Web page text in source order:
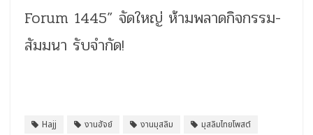
Hajj งานฮัจย์ งานมุสลิม มุสลิมไทยโพสต์